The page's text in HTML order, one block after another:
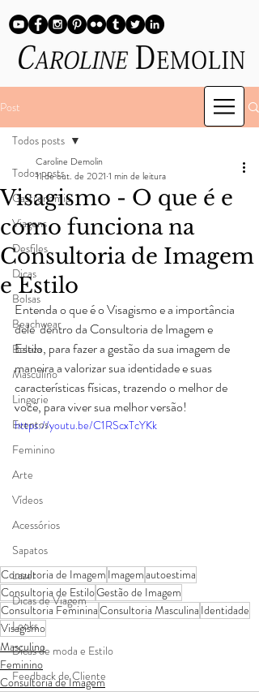
Post
Todos posts
Gastronomia
Viagens
Desfiles
Dicas
Bolsas
Beachwear
Beleza
Masculino
Lingerie
Eventos
Feminino
Arte
Vídeos
Acessórios
Sapatos
Lazer
Dicas de Viagem
Looks
Dicas de moda e Estilo
Feedback de Cliente
Todos posts
Visagismo - O que é e
como funciona na
Consultoria de Imagem
e Estilo
Caroline Demolin
11 de out. de 2021 1 min de leitura
Entenda o que é o Visagismo e a importância
dele  dentro da Consultoria de Imagem e
Estilo, para fazer a gestão da sua imagem de
maneira a valorizar sua identidade e suas
características físicas, trazendo o melhor de
você, para viver sua melhor versão!
https://youtu.be/C1RScxTcYKk
Consultoria de Imagem Imagemautoestima
Consultoria de EstiloGestão de Imagem
Consultoria FemininaConsultoria Masculina Identidade
Visagismo
Masculino
Feminino
Consultoria de Imagem